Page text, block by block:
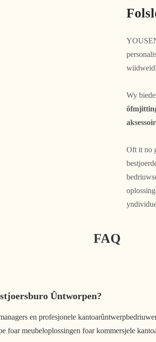
Wy
Oft it no
FAQ
Ûntworpen?
en profesjonele
foar meubeloplossingen foar kommersjele